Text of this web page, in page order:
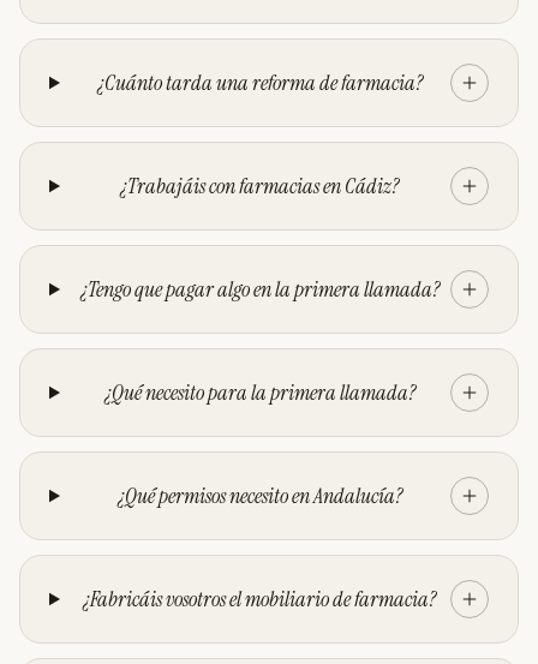
¿Cuánto tarda una reforma de farmacia?
¿Trabajáis con farmacias en Cádiz?
¿Tengo que pagar algo en la primera llamada?
¿Qué necesito para la primera llamada?
¿Qué permisos necesito en Andalucía?
¿Fabricáis vosotros el mobiliario de farmacia?